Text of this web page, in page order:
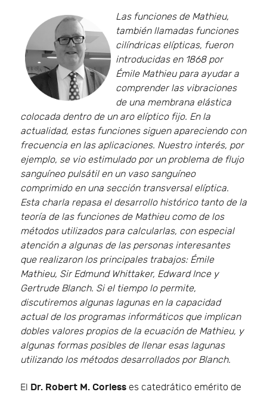
Las funciones de Mathieu,
también llamadas funciones
cilíndricas elípticas, fueron
introducidas en 1868 por
Émile Mathieu para ayudar a
comprender las vibraciones
de una membrana elástica
colocada dentro de un aro elíptico fijo. En la
actualidad, estas funciones siguen apareciendo con
frecuencia en las aplicaciones. Nuestro interés, por
ejemplo, se vio estimulado por un problema de flujo
sanguíneo pulsátil en un vaso sanguíneo
comprimido en una sección transversal elíptica.
Esta charla repasa el desarrollo histórico tanto de la
teoría de las funciones de Mathieu como de los
métodos utilizados para calcularlas, con especial
atención a algunas de las personas interesantes
que realizaron los principales trabajos: Émile
Mathieu, Sir Edmund Whittaker, Edward Ince y
Gertrude Blanch. Si el tiempo lo permite,
discutiremos algunas lagunas en la capacidad
actual de los programas informáticos que implican
dobles valores propios de la ecuación de Mathieu, y
algunas formas posibles de llenar esas lagunas
utilizando los métodos desarrollados por Blanch.
El Dr. Robert M. Corless es catedrático emérito de